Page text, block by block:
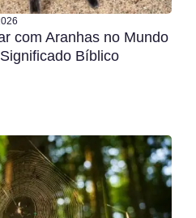
com Aranhas no Mundo
Bíblico